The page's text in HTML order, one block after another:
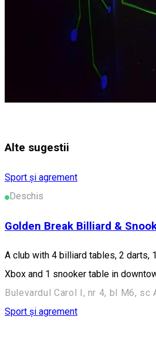
Alte sugestii
Sport și agrement
Deschis
Golden Break Billiard &
A club with 4 billiard tables, 2 darts,
Xbox and 1 snooker table in
Sport și agrement